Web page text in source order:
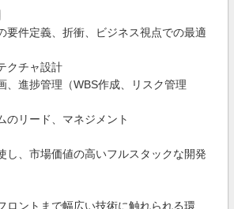
要件定義、折衝、ビジネス視点での最適
クチャ設計
、進捗管理（WBS作成、リスク管理
のリード、マネジメント
、市場価値の高いフルスタックな開発
ロントまで幅広い技術に触れられる環